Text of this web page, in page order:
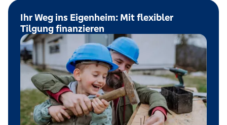
Ihr Weg ins Eigenheim: Mit flexibler
Tilgung finanzieren